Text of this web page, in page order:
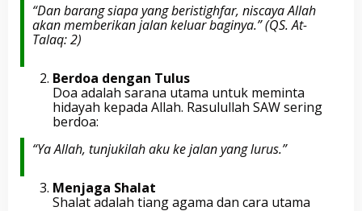
“Dan barang siapa yang beristighfar, niscaya Allah
akan memberikan jalan keluar baginya.”(QS. At-
Talaq: 2)
Berdoa dengan Tulus
Doa adalah sarana utama untuk meminta
hidayah kepada Allah. Rasulullah SAW sering
berdoa:
“Ya Allah, tunjukilah aku ke jalan yang lurus.”
Menjaga Shalat
Shalat adalah tiang agama dan cara utama